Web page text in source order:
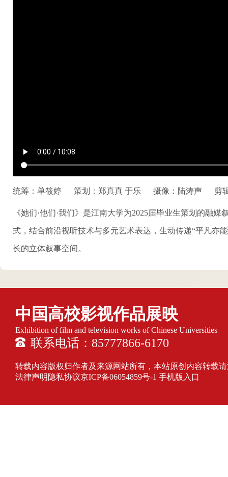
统筹：单筱婷 策划：郑真真 于乐 摄像：陆涛声 剪
《她们·他们·我们》是江南大学为2025届毕业生策划的融
式，结合前沿视听技术与多元艺术表达，生动传递“平凡亦
长的立体叙事空间。
中国高校影视作品展映
Exhibition of film and television works of Chinese Universities
联系电话：85777866-6170
转载内容版权归作者及来源网站所有，本站原创内容转载
法律声明隐私协议京ICP备06054859号-1 手机版入口